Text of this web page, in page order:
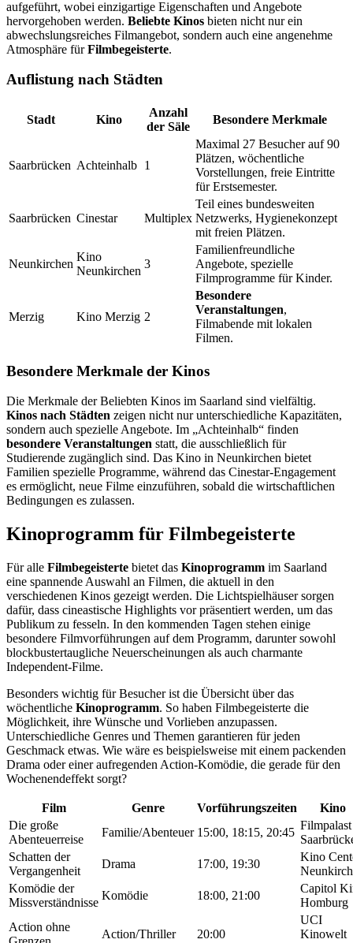
aufgeführt, wobei einzigartige Eigenschaften und Angebote
hervorgehoben werden. Beliebte Kinos bieten nicht nur ein
abwechslungsreiches Filmangebot, sondern auch eine angenehme
Atmosphäre fürFilmbegeisterte.
Auflistung nach Städten
Stadt Kino
Anzahl
der Säle
Besondere Merkmale
Saarbrücken Achteinhalb 1
Maximal 27 Besucher auf 90
Plätzen, wöchentliche
Vorstellungen, freie Eintritte
für Erstsemester.
Saarbrücken Cinestar Multiplex
Teil eines bundesweiten
Netzwerks, Hygienekonzept
mit freien Plätzen.
Neunkirchen
Kino
Neunkirchen
3
Familienfreundliche
Angebote, spezielle
Filmprogramme für Kinder.
Merzig Kino Merzig 2
Besondere
Veranstaltungen,
Filmabende mit lokalen
Filmen.
Besondere Merkmale der Kinos
Die Merkmale der Beliebten Kinos im Saarland sind vielfältig.
Kinos nach Städten zeigen nicht nur unterschiedliche Kapazitäten,
sondern auch spezielle Angebote. Im „Achteinhalb“ finden
besondere Veranstaltungen statt, die ausschließlich für
Studierende zugänglich sind. Das Kino in Neunkirchen bietet
Familien spezielle Programme, während das Cinestar-Engagement
es ermöglicht, neue Filme einzuführen, sobald die wirtschaftlichen
Bedingungen es zulassen.
Kinoprogramm für Filmbegeisterte
Für alle Filmbegeisterte bietet das Kinoprogramm im Saarland
eine spannende Auswahl an Filmen, die aktuell in den
verschiedenen Kinos gezeigt werden. Die Lichtspielhäuser sorgen
dafür, dass cineastische Highlights vor präsentiert werden, um das
Publikum zu fesseln. In den kommenden Tagen stehen einige
besondere Filmvorführungen auf dem Programm, darunter sowohl
blockbustertaugliche Neuerscheinungen als auch charmante
Independent-Filme.
Besonders wichtig für Besucher ist die Übersicht über das
wöchentliche Kinoprogramm. So haben Filmbegeisterte die
Möglichkeit, ihre Wünsche und Vorlieben anzupassen.
Unterschiedliche Genres und Themen garantieren für jeden
Geschmack etwas. Wie wäre es beispielsweise mit einem packenden
Drama oder einer aufregenden Action-Komödie, die gerade für den
Wochenendeffekt sorgt?
Film Genre Vorführungszeiten
Kino
Die große
Abenteuerreise
Familie/Abenteuer 15:00, 18:15, 20:45
Filmpalast
Schatten der
Vergangenheit
Drama 17:00, 19:30
Kino
Komödie der
Missverständnisse
Komödie 18:00, 21:00
Capitol
Homburg
Action ohne
Action/Thriller 20:00
UCI
Kinowelt